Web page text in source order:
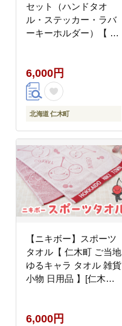
セット（ハンドタオ
ル・ステッカー・ラバ
ーキーホルダー）【 仁
品 】[仁木町観光協会]
6,000円
北海道 仁木町
【ニキボー】スポーツ
タオル【 仁木町 ご当地
ゆるキャラ タオル 雑貨
小物 日用品 】[仁木町
6,000円